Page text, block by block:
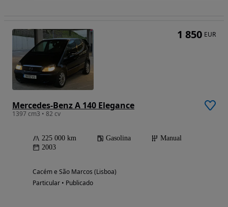
Mercedes-Benz A 140 Elegance
1397 cm3 • 82 cv
225 000 km Gasolina
Manual
2003
Cacém e São Marcos (Lisboa)
Particular • Publicado
1 850 EUR